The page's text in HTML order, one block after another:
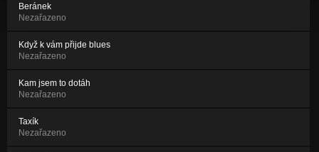
Beránek
Nezařazeno
Když k vám přijde blues
Nezařazeno
Kam jsem to dotáh
Nezařazeno
Taxík
Nezařazeno